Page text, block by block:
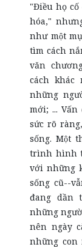
"Điều họ
hóa,"
như một
tìm cách
văn
cách khác
những
mới; ...
sức rõ
sống. Một
trình hình
với những
sống cũ--
đang dần
những
nên ngày
những con